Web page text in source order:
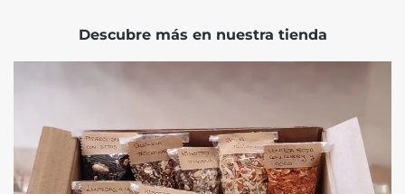
Descubre más en nuestra tienda